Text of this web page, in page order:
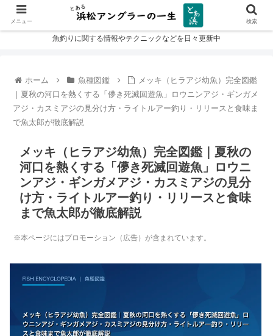
魚釣りに関する情報やテクニックなどを日々更新中
ホーム 魚種図鑑
メッキ（ヒラアジ幼魚）完全図鑑
｜夏秋の河口を熱くする「儚き死滅回遊魚」ロウニンアジ・ギンガメ
アジ・カスミアジの見分け方・ライトルアー釣り・リリースと食味ま
で魚太郎が徹底解説
メッキ（ヒラアジ幼魚）完全図鑑｜夏秋の
河口を熱くする「儚き死滅回遊魚」ロウニ
ンアジ・ギンガメアジ・カスミアジの見分
け方・ライトルアー釣り・リリースと食味
まで魚太郎が徹底解説
※本ページにはプロモーション（広告）が含まれています。
メニュー 検索